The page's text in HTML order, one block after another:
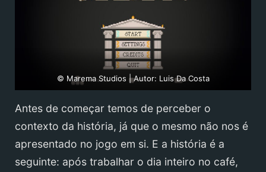
© Marema Studios | Autor: Luis Da Costa
Antes de começar temos de perceber o
contexto da história, já que o mesmo não nos é
apresentado no jogo em si. E a história é a
seguinte: após trabalhar o dia inteiro no café,